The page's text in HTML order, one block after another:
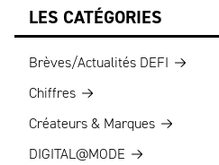
LES CATÉGORIES
Brèves/Actualités DEFI
Chiffres
Créateurs & Marques
DIGITAL@MODE